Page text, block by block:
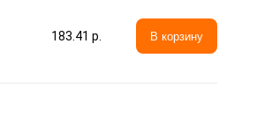
183.41 p. В корзину